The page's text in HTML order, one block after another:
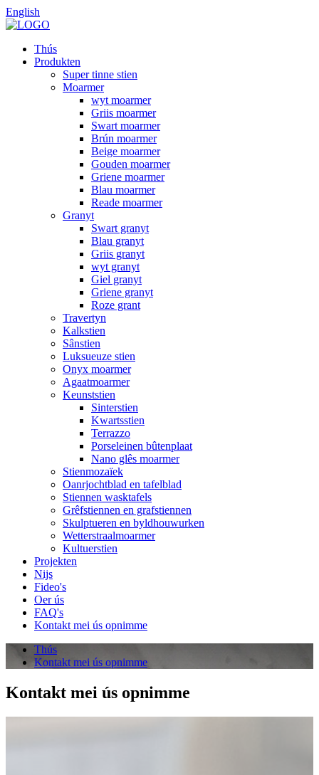
English
Thús
Produkten
Super tinne stien
Moarmer
wyt moarmer
Griis moarmer
Swart moarmer
Brún moarmer
Beige moarmer
Gouden moarmer
Griene moarmer
Blau moarmer
Reade moarmer
Granyt
Swart granyt
Blau granyt
Griis granyt
wyt granyt
Giel granyt
Griene granyt
Roze grant
Travertyn
Kalkstien
Sânstien
Luksueuze stien
Onyx moarmer
Agaatmoarmer
Keunststien
Sinterstien
Kwartsstien
Terrazzo
Porseleinen bûtenplaat
Nano glês moarmer
Stienmozaïek
Oanrjochtblad en tafelblad
Stiennen wasktafels
Grêfstiennen en grafstiennen
Skulptueren en byldhouwurken
Wetterstraalmoarmer
Kultuerstien
Projekten
Nijs
Fideo's
Oer ús
FAQ's
Kontakt mei ús opnimme
Thús
Kontakt mei ús opnimme
Kontakt mei ús opnimme